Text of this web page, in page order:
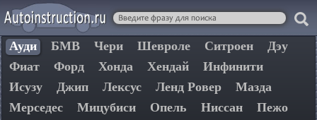
Ауди БМВ Чери Шевроле Ситроен
Дэу
Фиат
Форд Хонда Хендай
Инфинити
Исузу
Джип Лексус Ленд Ровер
Мазда
Мерседес
Мицубиси Опель Ниссан
Пежо